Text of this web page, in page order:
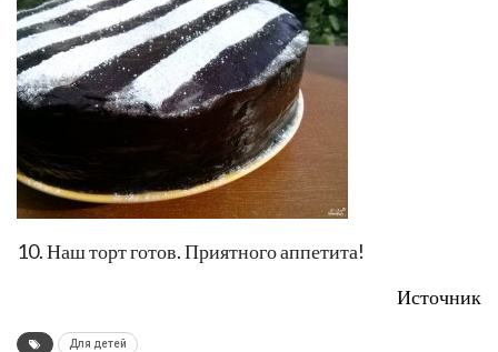
8. Сверху его можно украсить по своему вкусу.
Прикройте торт полосками из фольги.